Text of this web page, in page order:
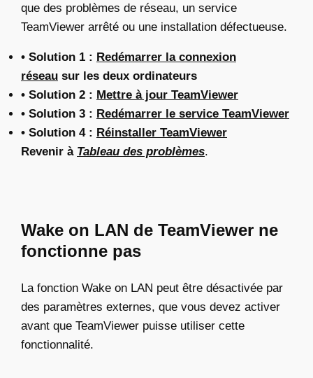
que des problèmes de réseau, un service
TeamViewer arrêté ou une installation défectueuse.
• Solution 1 : Redémarrer la connexion
réseau sur les deux ordinateurs
• Solution 2 : Mettre à jour TeamViewer
• Solution 3 : Redémarrer le service TeamViewer
• Solution 4 : Réinstaller TeamViewer
Revenir à Tableau des problèmes.
Wake on LAN de TeamViewer ne
fonctionne pas
La fonction Wake on LAN peut être désactivée par
des paramètres externes, que vous devez activer
avant que TeamViewer puisse utiliser cette
fonctionnalité.